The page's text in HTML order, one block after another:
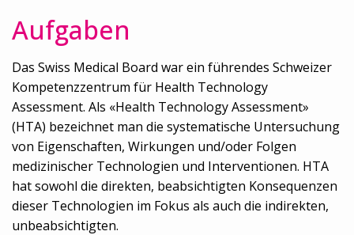
Aufgaben
Das Swiss Medical Board war ein führendes Schweizer
Kompetenzzentrum für Health Technology
Assessment. Als «Health Technology Assessment»
(HTA) bezeichnet man die systematische Untersuchung
von Eigenschaften, Wirkungen und/oder Folgen
medizinischer Technologien und Interventionen. HTA
hat sowohl die direkten, beabsichtigten Konsequenzen
dieser Technologien im Fokus als auch die indirekten,
unbeabsichtigten.